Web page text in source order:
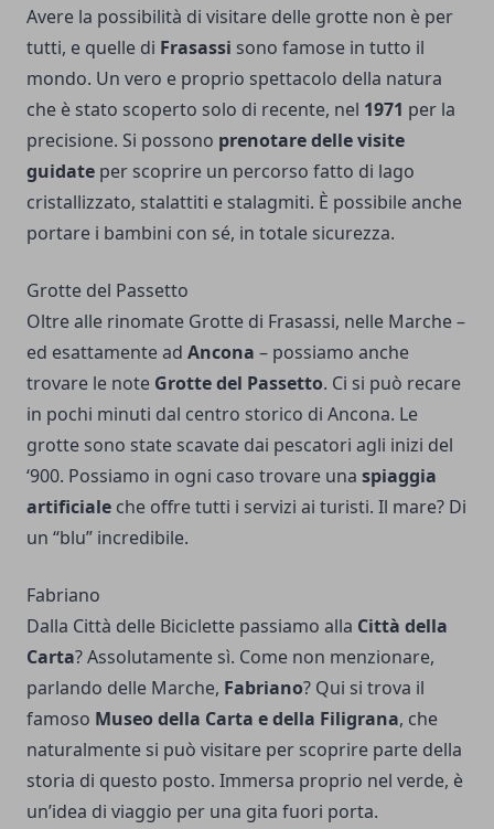
Avere la possibilità di visitare delle grotte non è per
tutti, e quelle di Frasassi sono famose in tutto il
mondo. Un vero e proprio spettacolo della natura
che è stato scoperto solo di recente, nel 1971 per la
precisione. Si possono prenotare delle visite
guidate per scoprire un percorso fatto di lago
cristallizzato, stalattiti e stalagmiti. È possibile anche
portare i bambini con sé, in totale sicurezza.
Grotte del Passetto
Oltre alle rinomate Grotte di Frasassi, nelle Marche –
ed esattamente ad Ancona – possiamo anche
trovare le note Grotte del Passetto. Ci si può recare
in pochi minuti dal centro storico di Ancona. Le
grotte sono state scavate dai pescatori agli inizi del
‘900. Possiamo in ogni caso trovare una spiaggia
artificiale che offre tutti i servizi ai turisti. Il mare? Di
un “blu” incredibile.
Fabriano
Dalla Città delle Biciclette passiamo alla Città della
Carta? Assolutamente sì. Come non menzionare,
parlando delle Marche, Fabriano? Qui si trova il
famoso Museo della Carta e della Filigrana, che
naturalmente si può visitare per scoprire parte della
storia di questo posto. Immersa proprio nel verde, è
un’idea di viaggio per una gita fuori porta.